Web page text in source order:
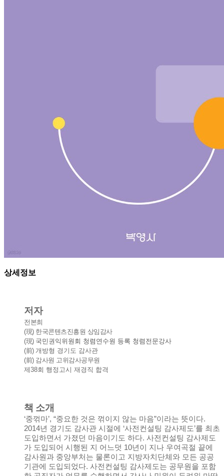
상세정보
저자
전본희
(現) 한국콘텐츠진흥원 상임감사
(現) 국민권익위원회 청렴연수원 등록 청렴전문강사
(前) 개방형 경기도 감사관
(前) 감사원 고위감사공무원
제38회 행정고시 재경직 합격
책 소개
‘중꺾마’, “중요한 것은 꺾이지 않는 마음”이라는 뜻이다.
2014년 경기도 감사관 시절에 ‘사전컨설팅 감사제도’를 최초
도입하면서 가졌던 마음이기도 하다. 사전컨설팅 감사제도
가 도입되어 시행된 지 어느덧 10년이 지나 우여곡절 끝에
감사원과 중앙부처는 물론이고 지방자치단체와 모든 공공
기관에 도입되었다. 사전컨설팅 감사제도는 공무원을 포함